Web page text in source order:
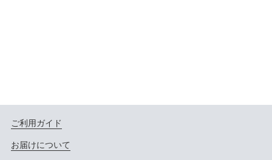
ご利用ガイド
お届けについて